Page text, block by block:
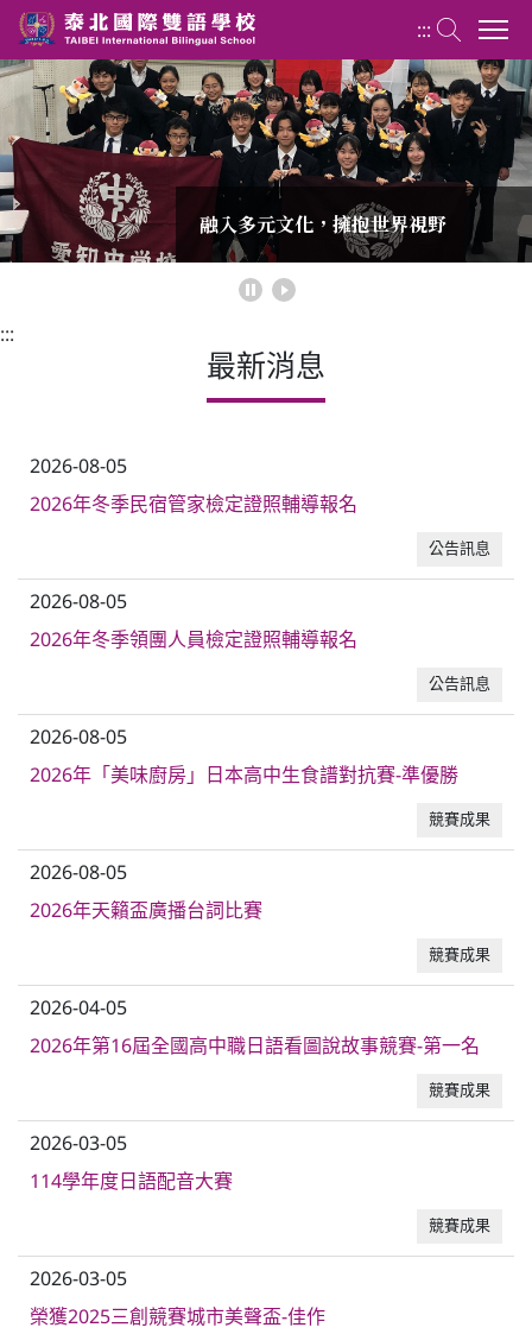
融入多元文化，擁抱世界視野
掌握外語，連結世界
沉浸式學習，學習與文化交流併行
融入多元文化，擁抱世界視野
掌握外語，連結世界
:::
最新消息
2026-08-05
2026年冬季民宿管家檢定證照輔導報名
公告訊息
2026-08-05
2026年冬季領團人員檢定證照輔導報名
公告訊息
2026-08-05
2026年「美味廚房」日本高中生食譜對抗賽-準優勝
競賽成果
2026-08-05
2026年天籟盃廣播台詞比賽
競賽成果
2026-04-05
2026年第16屆全國高中職日語看圖說故事競賽-第一名
競賽成果
2026-03-05
114學年度日語配音大賽
競賽成果
2026-03-05
榮獲2025三創競賽城市美聲盃-佳作
:::
外語群 Foreign Language Group
關於應用日語科